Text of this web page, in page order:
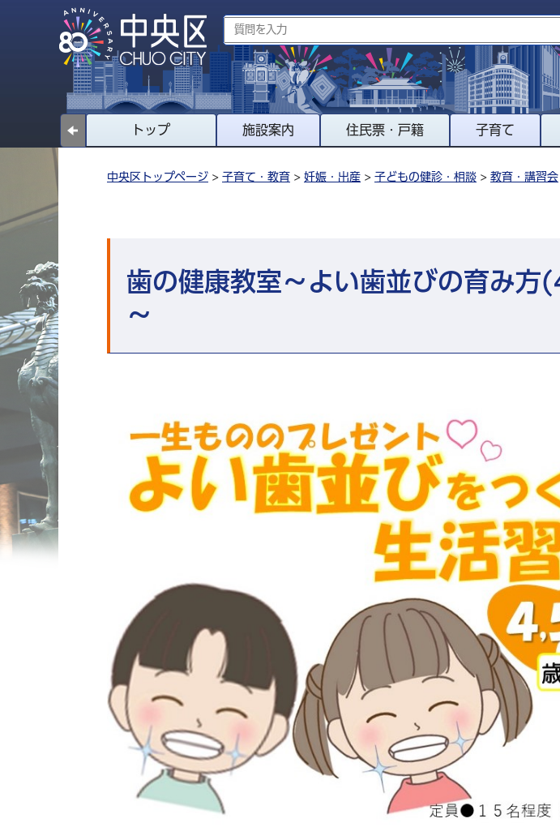
トップ 施設案内 住民票・戸籍 子育て
中央区トップページ > 子育て・教育 > 妊娠・出産 > 子どもの健診・相談 > 教育・講習会
歯の健康教室～よい歯並びの育み
～